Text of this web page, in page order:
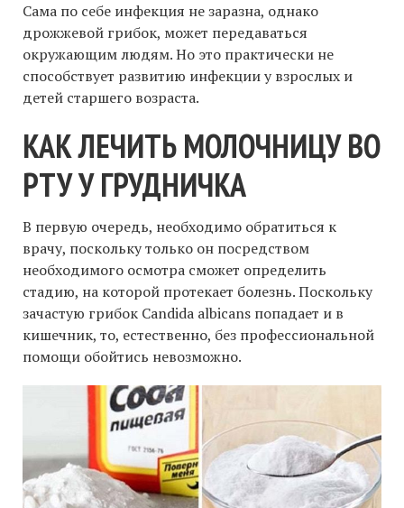
Сама по себе инфекция не заразна, однако
дрожжевой грибок, может передаваться
окружающим людям. Но это практически не
способствует развитию инфекции у взрослых и
детей старшего возраста.
КАК ЛЕЧИТЬ МОЛОЧНИЦУ ВО
РТУ У ГРУДНИЧКА
В первую очередь, необходимо обратиться к
врачу, поскольку только он посредством
необходимого осмотра сможет определить
стадию, на которой протекает болезнь. Поскольку
зачастую грибок Сandida albicans попадает и в
кишечник, то, естественно, без профессиональной
помощи обойтись невозможно.